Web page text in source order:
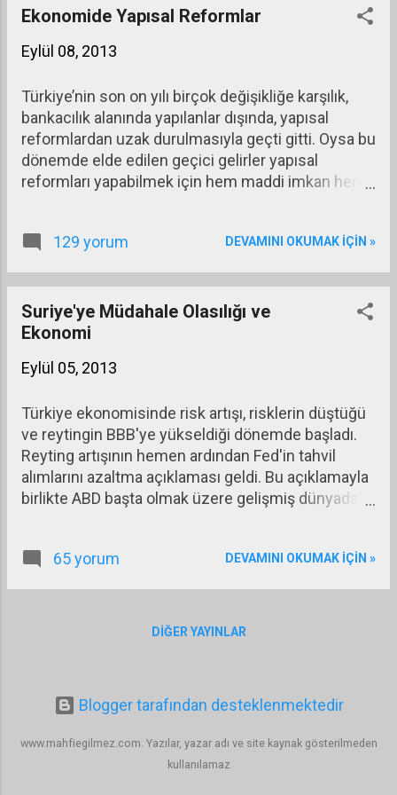
Ekonomide Yapısal Reformlar
Eylül 08, 2013
Türkiye’nin son on yılı birçok değişikliğe karşılık,
bankacılık alanında yapılanlar dışında, yapısal
reformlardan uzak durulmasıyla geçti gitti. Oysa bu
dönemde elde edilen geçici gelirler yapısal
reformları yapabilmek için hem maddi imkan hem
göstermeyi temel sorunları çözmeye tercih ettik.
129 yorum DEVAMINI OKUMAK IÇIN »
Suriye'ye Müdahale Olasılığı ve
Ekonomi
Eylül 05, 2013
Türkiye ekonomisinde risk artışı, risklerin düştüğü
ve reytingin BBB'ye yükseldiği dönemde başladı.
Reyting artışının hemen ardından Fed'in tahvil
alımlarını azaltma açıklaması geldi. Bu açıklamayla
birlikte ABD başta olmak üzere gelişmiş dünyada
düşük tutacaklarını açıklamasına karşın Avrupa
gelişme yolundaki ekonomilerde olumsuz etkiler
başladı. Türkiye, bu değişimden en fazla etkilenen
65 yorum DEVAMINI OKUMAK IÇIN »
DIĞER YAYINLAR
Blogger tarafından desteklenmektedir
www.mahfiegilmez.com. Yazılar, yazar adı ve site kaynak gösterilmeden
kullanılamaz